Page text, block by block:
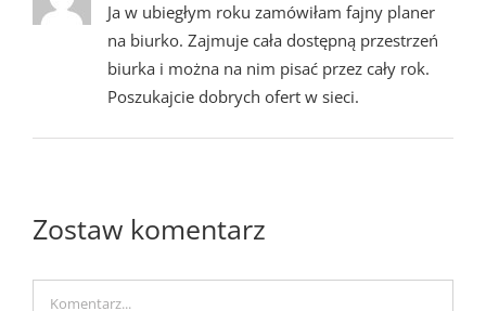
Ja w ubiegłym roku zamówiłam fajny planer
na biurko. Zajmuje cała dostępną przestrzeń
biurka i można na nim pisać przez cały rok.
Poszukajcie dobrych ofert w sieci.
Zostaw komentarz